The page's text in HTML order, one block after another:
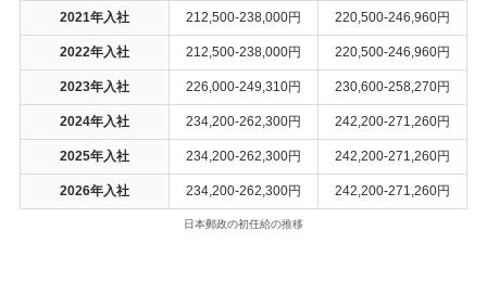
2021年入社 212,500-238,000円 220,500-246,960円
2022年入社 212,500-238,000円 220,500-246,960円
2023年入社 226,000-249,310円 230,600-258,270円
2024年入社 234,200-262,300円 242,200-271,260円
2025年入社 234,200-262,300円 242,200-271,260円
2026年入社 234,200-262,300円 242,200-271,260円
日本郵政の初任給の推移